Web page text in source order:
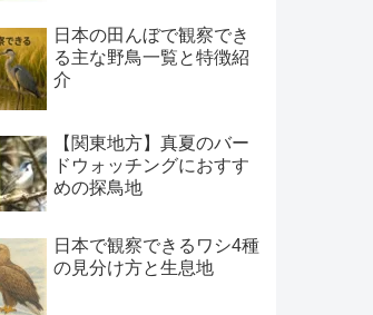
日本の田んぼで観察でき
る主な野鳥一覧と特徴紹
介
【関東地方】真夏のバー
ドウォッチングにおすす
めの探鳥地
日本で観察できるワシ4種
の見分け方と生息地